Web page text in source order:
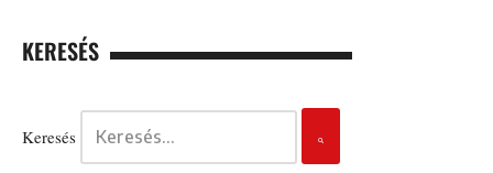
KERESÉS
Keresés